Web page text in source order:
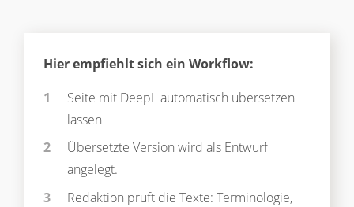
Hier empfiehlt sich ein Workflow:
Seite mit DeepL automatisch übersetzen
lassen
Übersetzte Version wird als Entwurf
angelegt.
Redaktion prüft die Texte: Terminologie,